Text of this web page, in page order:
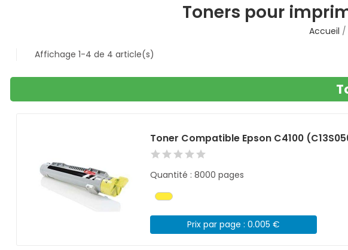
Toners pour
Accueil
Affichage 1-4 de 4 article(s)
Toner Compatible Epson C4100
Quantité : 8000 pages
Prix par page : 0.005 €